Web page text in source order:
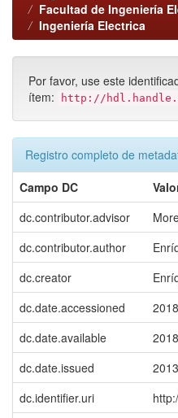
Facultad de Ingeniería
Ingeniería Electrica
Por favor, use este
ítem:
http://
Registro completo de
Campo DC
dc.contributor.advisor
dc.contributor.author
dc.creator
dc.date.accessioned
dc.date.available
dc.date.issued
2013
dc.identifier.uri